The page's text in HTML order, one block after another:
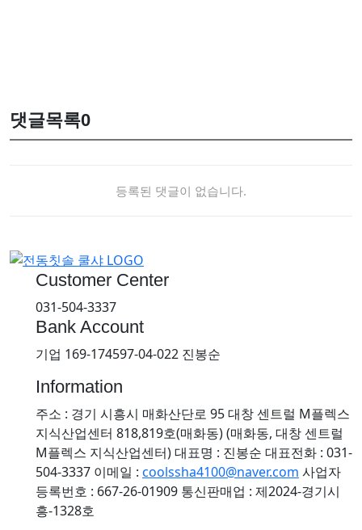
댓글목록0
등록된 댓글이 없습니다.
Customer Center
031-504-3337
Bank Account
기업 169-174597-04-022 진봉순
Information
주소 : 경기 시흥시 매화산단로 95 대창 센트럴 M플렉스
지식산업센터 818,819호(매화동) (매화동, 대창 센트럴
M플렉스 지식산업센터)대표명 : 진봉순 대표전화 : 031-
504-3337 이메일 : coolssha4100@naver.com 사업자
등록번호 : 667-26-01909 통신판매업 : 제2024-경기시
흥-1328호